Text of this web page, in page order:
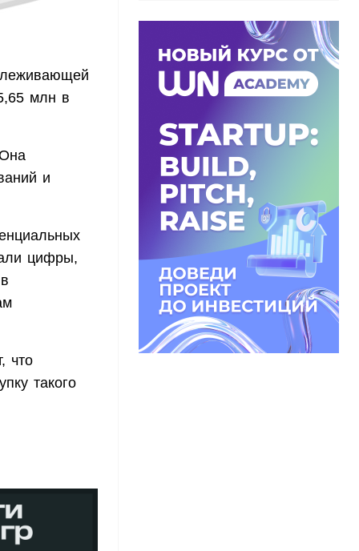
млн в
и
цифры,
что
такого